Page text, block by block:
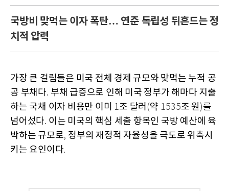
국방비 맞먹는 이자 폭탄… 연준 독립성 뒤흔드는 정
치적 압력
가장 큰 걸림돌은 미국 전체 경제 규모와 맞먹는 누적 공
공 부채다. 부채 급증으로 인해 미국 정부가 해마다 지출
하는 국채 이자 비용만 이미 1조 달러 (약 1535조 원 )를
넘어섰다. 이는 미국의 핵심 세출 항목인 국방 예산에 육
박하는 규모로, 정부의 재정적 자율성을 극도로 위축시
키는 요인이다.